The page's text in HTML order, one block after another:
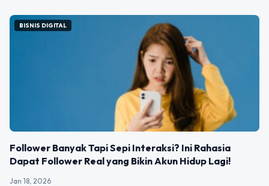
BISNIS DIGITAL
Follower Banyak Tapi Sepi Interaksi? Ini Rahasia
Dapat Follower Real yang Bikin Akun Hidup Lagi!
Jan 18, 2026